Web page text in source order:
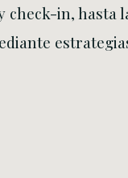
check-in, hasta